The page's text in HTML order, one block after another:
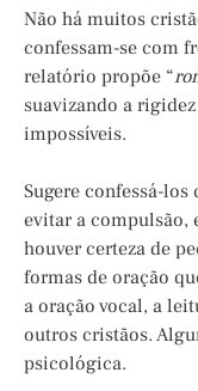
Não há muitos
confessam-se com
relatório propõe “
suavizando a
impossíveis.
Sugere confessá-
evitar a compulsão,
houver certeza de
formas de oração
a oração vocal, a
outros cristãos.
psicológica.